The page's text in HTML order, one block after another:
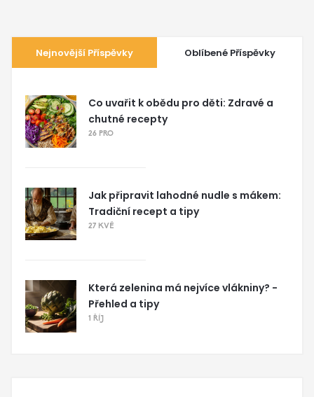
Nejnovější Příspěvky Oblíbené Příspěvky
Co uvařit k obědu pro děti: Zdravé a
chutné recepty
26 PRO
Jak připravit lahodné nudle s mákem:
Tradiční recept a tipy
27 KVĚ
Která zelenina má nejvíce vlákniny? -
Přehled a tipy
1 ŘÍJ